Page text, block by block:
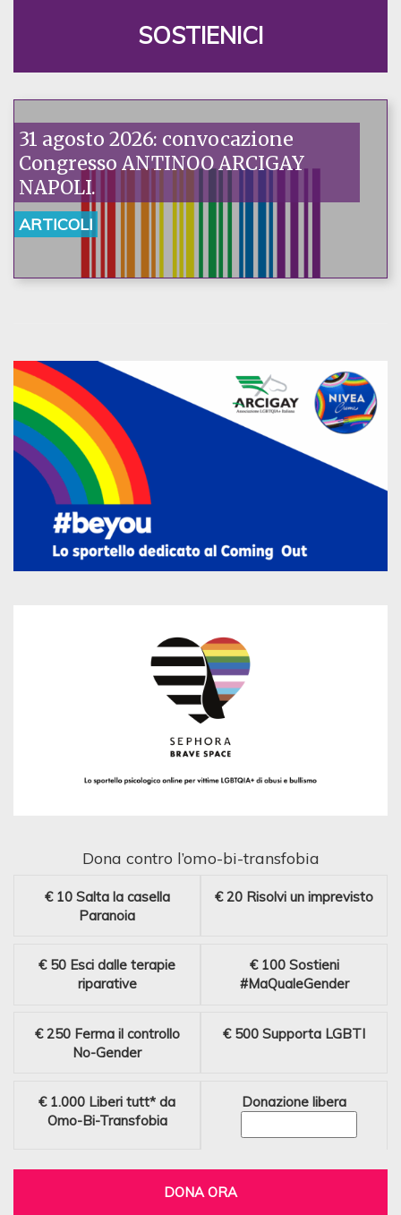
SOSTIENICI
31 agosto 2026: convocazione
Congresso ANTINOO ARCIGAY
NAPOLI.
ARTICOLI
Dona contro l’omo-bi-transfobia
€ 10 Salta la casella
Paranoia
€ 20 Risolvi un imprevisto
€ 50 Esci dalle terapie
riparative
€ 100 Sostieni
#MaQualeGender
€ 250 Ferma il controllo
No-Gender
€ 500 Supporta LGBTI
€ 1.000 Liberi tutt* da
Omo-Bi-Transfobia
Donazione libera
DONA ORA